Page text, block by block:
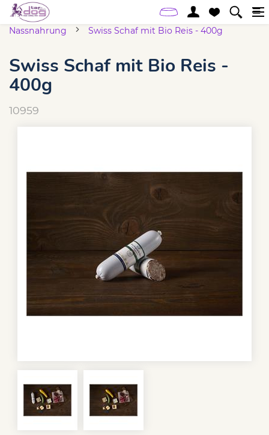
Startseite Hund
schongegarte
Nassnahrung
Swiss Schaf mit Bio Reis - 400g
Swiss Schaf mit Bio Reis -
400g
10959